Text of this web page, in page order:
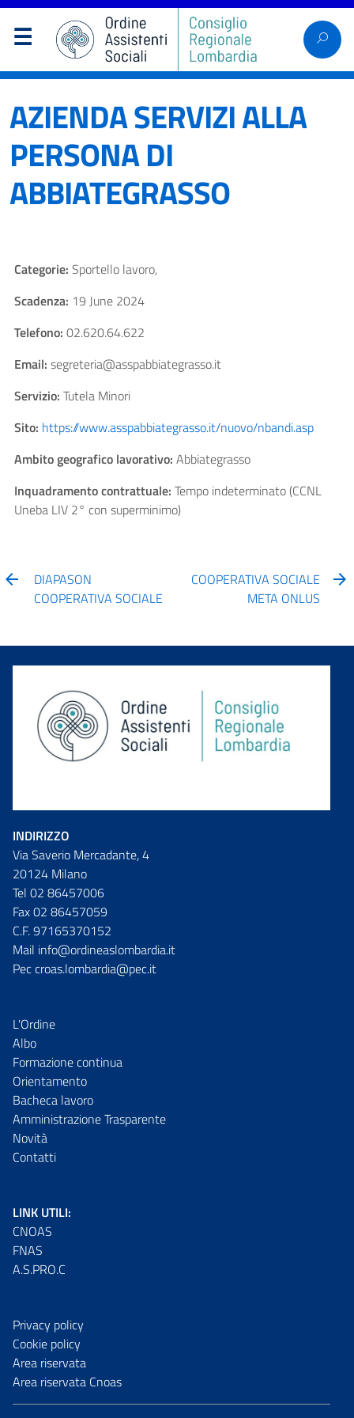
AZIENDA SERVIZI ALLA
PERSONA DI
ABBIATEGRASSO
Categorie: Sportello lavoro,
Scadenza: 19 June 2024
Telefono: 02.620.64.622
Email: segreteria@asspabbiategrasso.it
Servizio: Tutela Minori
Sito: https://www.asspabbiategrasso.it/nuovo/nbandi.asp
Ambito geografico lavorativo: Abbiategrasso
Inquadramento contrattuale: Tempo indeterminato (CCNL
Uneba LIV 2° con superminimo)
DIAPASON
COOPERATIVA SOCIALE
COOPERATIVA SOCIALE
META ONLUS
INDIRIZZO
Via Saverio Mercadante, 4
20124 Milano
Tel 02 86457006
Fax 02 86457059
C.F. 97165370152
Mail info@ordineaslombardia.it
Pec croas.lombardia@pec.it
L'Ordine
Albo
Formazione continua
Orientamento
Bacheca lavoro
Amministrazione Trasparente
Novità
Contatti
LINK UTILI:
CNOAS
FNAS
A.S.PRO.C
Privacy policy
Cookie policy
Area riservata
Area riservata Cnoas